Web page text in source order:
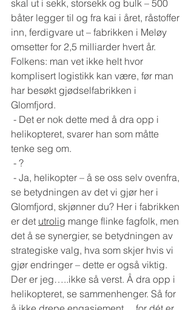
skal ut i sekk, storsekk og bulk – 500
båter legger til og fra kai i året, råstoffer
inn, ferdigvare ut – fabrikken i Meløy
omsetter for 2,5 milliarder hvert år.
Folkens: man vet ikke helt hvor
komplisert logistikk kan være, før man
har besøkt gjødselfabrikken i
Glomfjord.
helikopteret, svarer han som måtte
tenke seg om.
- ?
se betydningen av det vi gjør her i
Glomfjord, skjønner du? Her i fabrikken
er det utrolig mange flinke fagfolk, men
det å se synergier, se betydningen av
strategiske valg, hva som skjer hvis vi
gjør endringer – dette er også viktig.
Der er jeg…..ikke så verst. Å dra opp i
helikopteret, se sammenhenger. Så for